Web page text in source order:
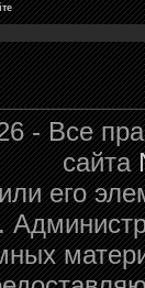
- Все
сайта
его